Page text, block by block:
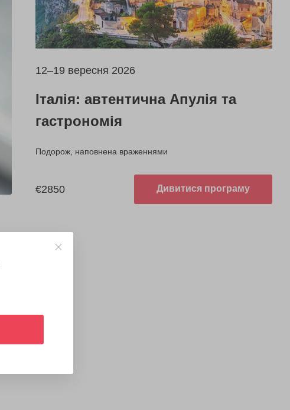
12–19 вересня 2026
Італія: автентична Апулія та
гастрономія
Подорож, наповнена враженнями
€2850 Дивитися програму